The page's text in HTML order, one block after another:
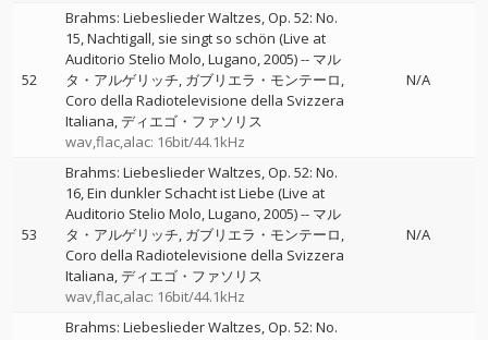
52
Brahms: Liebeslieder Waltzes, Op. 52: No.
15, Nachtigall, sie singt so schön (Live at
Auditorio Stelio Molo, Lugano, 2005)-- マル
タ・アルゲリッチ ガブリエラ・モンテーロ
Coro della Radiotelevisione della Svizzera
Italiana ディエゴ・ファソリス
wav,flac,alac: 16bit/44.1kHz
N/A
53
Brahms: Liebeslieder Waltzes, Op. 52: No.
16, Ein dunkler Schacht ist Liebe (Live at
Auditorio Stelio Molo, Lugano, 2005)-- マル
タ・アルゲリッチ ガブリエラ・モンテーロ
Coro della Radiotelevisione della Svizzera
Italiana ディエゴ・ファソリス
wav,flac,alac: 16bit/44.1kHz
N/A
Brahms: Liebeslieder Waltzes, Op. 52: No.